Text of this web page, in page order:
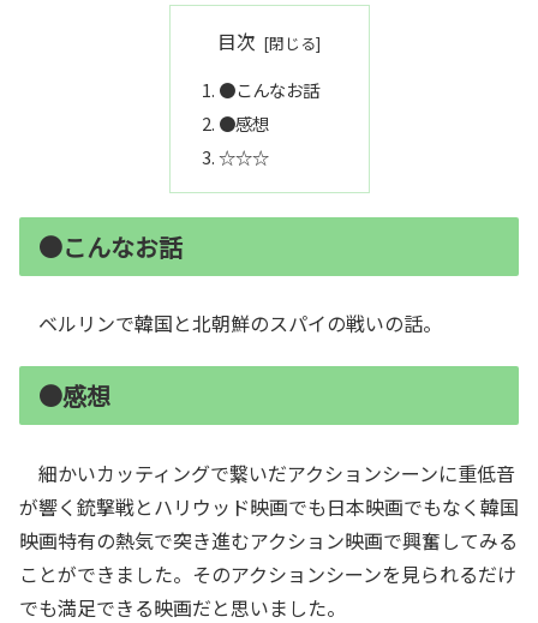
目次
●こんなお話
●感想
☆☆☆
●こんなお話
ベルリンで韓国と北朝鮮のスパイの戦いの話。
●感想
細かいカッティングで繋いだアクションシーンに重低音
が響く銃撃戦とハリウッド映画でも日本映画でもなく韓国
映画特有の熱気で突き進むアクション映画で興奮してみる
ことができました。そのアクションシーンを見られるだけ
でも満足できる映画だと思いました。